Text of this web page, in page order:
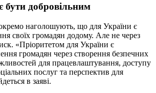
бути добровільним
наголошують, що для України є
своїх громадян додому. Але не через
«Пріоритетом для України є
громадян через створення безпечних
для працевлаштування, доступу
послуг та перспектив для
в заяві.